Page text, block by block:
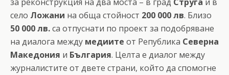
село Ложани на обща стойност 200 000 лв. Близо
50 000 лв.са отпуснати по проект за подобряване
на диалога между медиите от Република Северна
Македония и България. Целта е диалог между
журналистите от двете страни, който да спомогне